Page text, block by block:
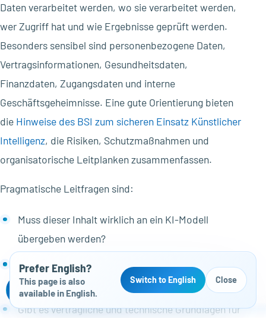
Daten verarbeitet werden, wo sie verarbeitet werden,
wer Zugriff hat und wie Ergebnisse geprüft werden.
Besonders sensibel sind personenbezogene Daten,
Vertragsinformationen, Gesundheitsdaten,
Finanzdaten, Zugangsdaten und interne
Geschäftsgeheimnisse. Eine gute Orientierung bieten
die Hinweise des BSI zum sicheren Einsatz Künstlicher
Intelligenz, die Risiken, Schutzmaßnahmen und
organisatorische Leitplanken zusammenfassen.
Pragmatische Leitfragen sind:
Muss dieser Inhalt wirklich an ein KI-Modell
übergeben werden?
Kann der Datensatz gekürzt oder anonymisiert
werden?
Gibt es vertragliche und technische Grundlagen für
Kostenloser Website-Check
Prefer English?
This page is also
available in English.
Switch to English Close